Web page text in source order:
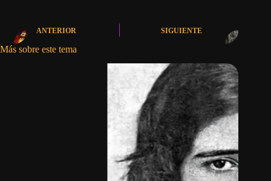
ANTERIOR SIGUIENTE
Más sobre este tema